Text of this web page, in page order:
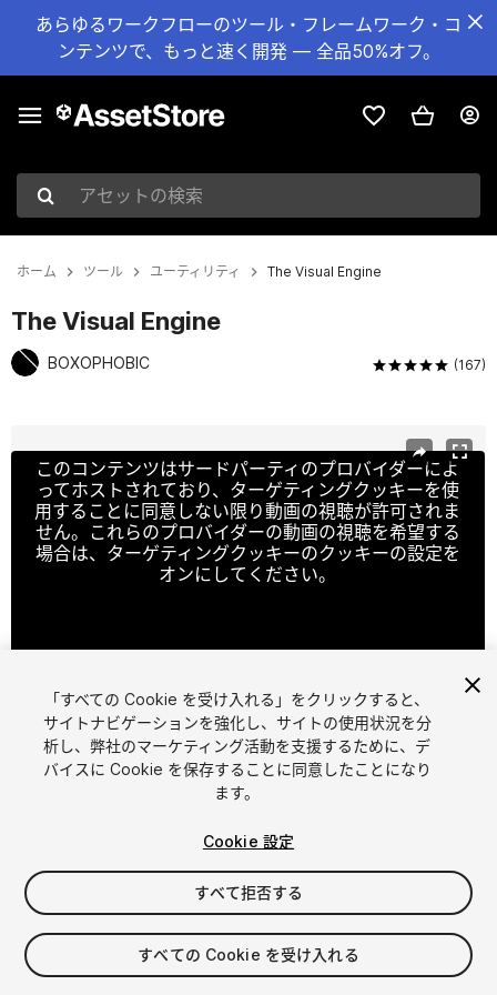
あらゆるワークフローのツール・フレームワーク・コ
ンテンツで、もっと速く開発 — 全品50%オフ。
アセットの検索
ホーム ツール ユーティリティ The Visual Engine
The Visual Engine
BOXOPHOBIC (167)
このコンテンツはサードパーティのプロバイダーによ
ってホストされており、ターゲティングクッキーを使
用することに同意しない限り動画の視聴が許可されま
せん。これらのプロバイダーの動画の視聴を希望する
場合は、ターゲティングクッキーのクッキーの設定を
オンにしてください。
1/ 21
$90
シート 1
「すべての Cookie を受け入れる」をクリックすると、
サイトナビゲーションを強化し、サイトの使用状況を分
析し、弊社のマーケティング活動を支援するために、デ
バイスに Cookie を保存することに同意したことになり
ます。
Cookie 設定
すべて拒否する
すべての Cookie を受け入れる